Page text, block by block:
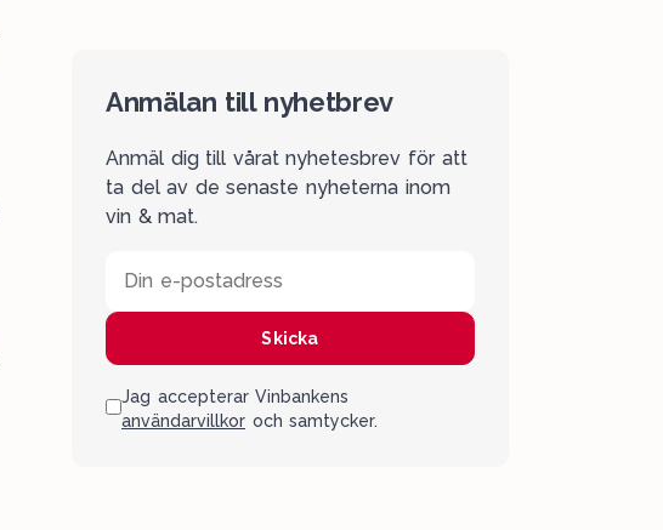
Anmälan till nyhetbrev
Anmäl dig till vårat nyhetesbrev för att
ta del av de senaste nyheterna inom
vin & mat.
Din e-postadress
Skicka
Jag accepterar Vinbankens
användarvillkor och samtycker.